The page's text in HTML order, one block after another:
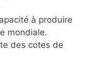
à produire
mondiale.
des cotes de